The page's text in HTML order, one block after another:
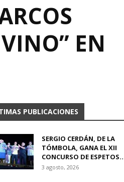
EN
PUBLICACIONES
SERGIO CERDÁN, DE LA
TÓMBOLA, GANA EL XII
CONCURSO DE
3 agosto, 2026